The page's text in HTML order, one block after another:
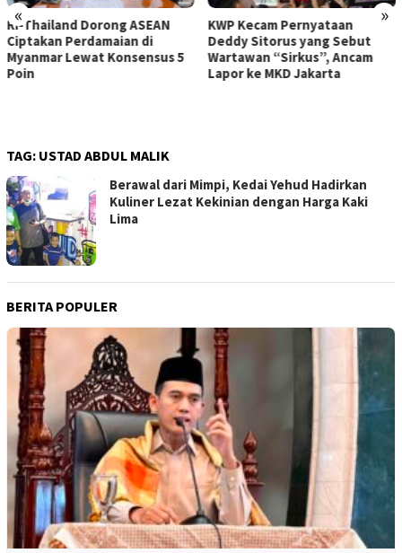
« »
KWP Kecam Pernyataan
Deddy Sitorus yang Sebut
Wartawan “Sirkus”, Ancam
Lapor ke MKD Jakarta
Stok Pangan Nasional Kian
Kokoh, Pemerintah Optimistis
El Nino Tak Ganggu Pasokan
TAG: USTAD ABDUL MALIK
Berawal dari Mimpi, Kedai Yehud Hadirkan
Kuliner Lezat Kekinian dengan Harga Kaki
Lima
BERITA POPULER